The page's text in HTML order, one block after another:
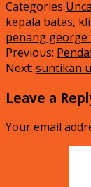
Categories
kepala batas,
penang
Previous:
Next: suntikan
Leave a
Your email